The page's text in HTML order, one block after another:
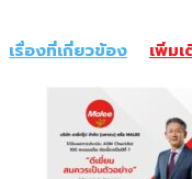
เรื่องที่เกี่ยวข้อง เพิ่ม